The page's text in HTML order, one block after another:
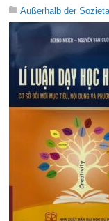
Außerhalb der